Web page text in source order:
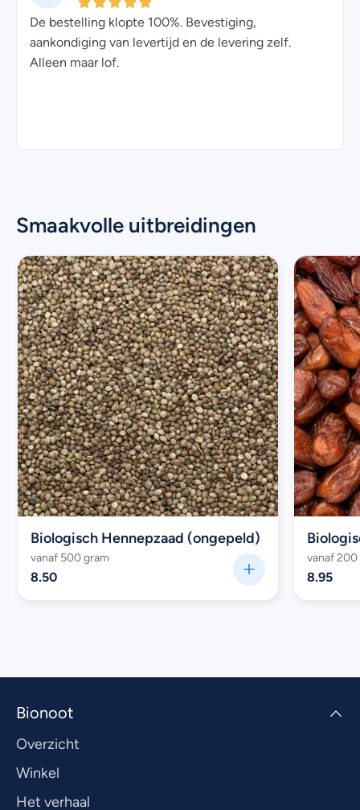
De bestelling klopte 100%. Bevestiging,
aankondiging van levertijd en de levering zelf.
Alleen maar lof.
Smaakvolle uitbreidingen
Biologisch Hennepzaad (ongepeld)
vanaf 500 gram
8.50
vanaf 200
8.95
Bionoot
Overzicht
Winkel
Het verhaal